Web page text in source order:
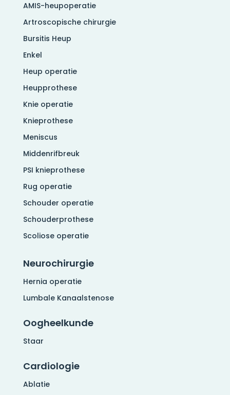
AMIS-heupoperatie
Artroscopische chirurgie
Bursitis Heup
Enkel
Heup operatie
Heupprothese
Knie operatie
Knieprothese
Meniscus
Middenrifbreuk
PSI knieprothese
Rug operatie
Schouder operatie
Schouderprothese
Scoliose operatie
Neurochirurgie
Hernia operatie
Lumbale Kanaalstenose
Oogheelkunde
Staar
Cardiologie
Ablatie